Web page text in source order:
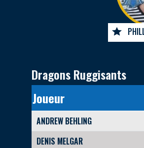
Dragons Ruggisants
Joueur
ANDREW BEHLING
DENIS MELGAR